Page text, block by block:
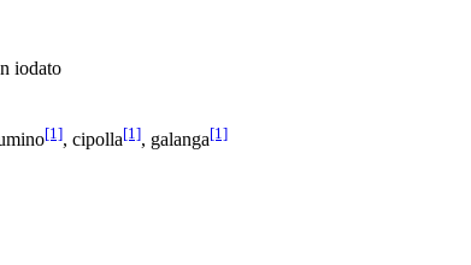
iodato
[1], cipolla[1], galanga[1]